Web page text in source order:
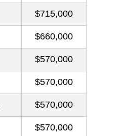
$715,000
$660,000
$570,000
$570,000
$570,000
$570,000